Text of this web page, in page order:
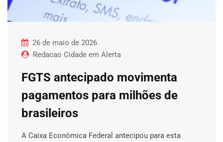
26 de maio de 2026
Redacao Cidade em Alerta
FGTS antecipado movimenta
pagamentos para milhões de
brasileiros
A Caixa Econômica Federal antecipou para esta